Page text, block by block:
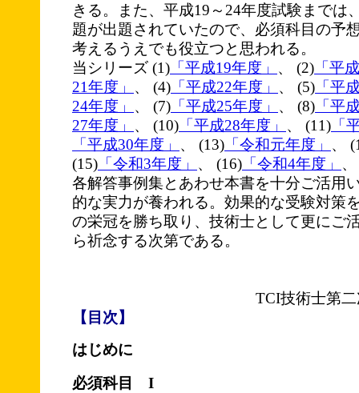
きる。また、平成19～24年度試験までは
題が出題されていたので、必須科目の予
考えるうえでも役立つと思われる。
当シリーズ (1) 「平成19年度」 、 (2) 「平
21年度」 、 (4) 「平成22年度」 、 (5) 「平
24年度」 、 (7) 「平成25年度」 、 (8) 「平
27年度」 、 (10) 「平成28年度」 、 (11) 「
「平成30年度」 、 (13) 「令和元年度」 、
(15) 「令和3年度」 、 (16) 「令和4年度」
各解答事例集とあわせ本書を十分ご活用
的な実力が養われる。効果的な受験対策
の栄冠を勝ち取り、技術士として更にご
ら祈念する次第である。
TCI技術士第
【目次】
はじめに
必須科目 I